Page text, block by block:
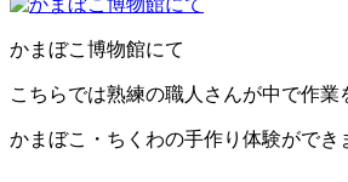
かまぼこ博物館にて
こちらでは熟練の職人さんが中で作業
かまぼこ・ちくわの手作り体験ができ